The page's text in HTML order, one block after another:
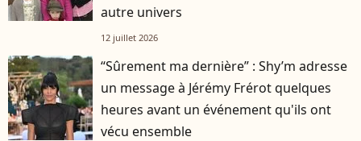
autre univers
12 juillet 2026
“Sûrement ma dernière” : Shy’m adresse
un message à Jérémy Frérot quelques
heures avant un événement qu'ils ont
vécu ensemble